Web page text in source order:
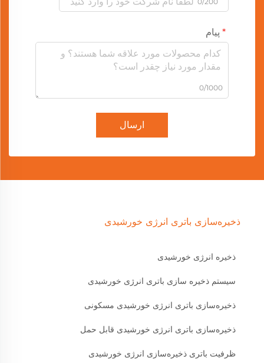
پیام
0/1000
ارسال
ذخیره‌سازی باتری انرژی خورشیدی
ذخیره انرژی خورشیدی
سیستم ذخیره سازی باتری انرژی خورشیدی
ذخیره‌سازی باتری انرژی خورشیدی مسکونی
ذخیره‌سازی باتری انرژی خورشیدی قابل حمل
ظرفیت باتری ذخیره‌سازی انرژی خورشیدی